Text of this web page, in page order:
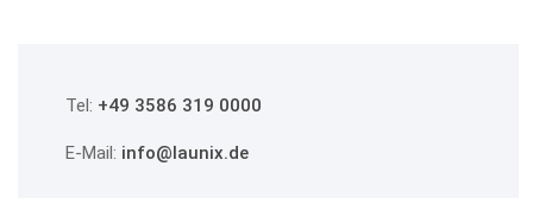
Tel: +49 3586 319 0000
E-Mail: info@launix.de